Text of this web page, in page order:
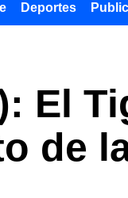
Deportes
El
de